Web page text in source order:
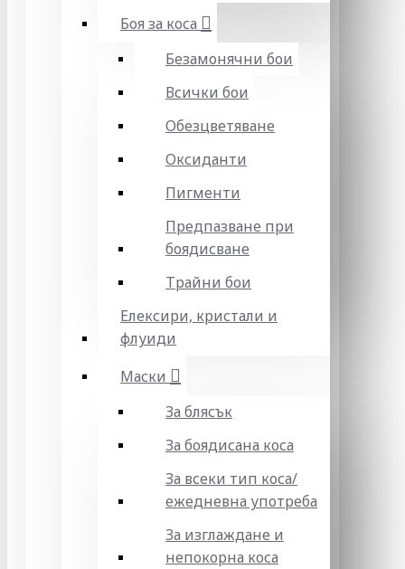
Боя за коса
Безамонячни бои
Всички бои
Обезцветяване
Оксиданти
Пигменти
Предпазване при
боядисване
Трайни бои
Елексири, кристали и
флуиди
Маски
За блясък
За боядисана коса
За всеки тип коса/
ежедневна употреба
За изглаждане и
непокорна коса